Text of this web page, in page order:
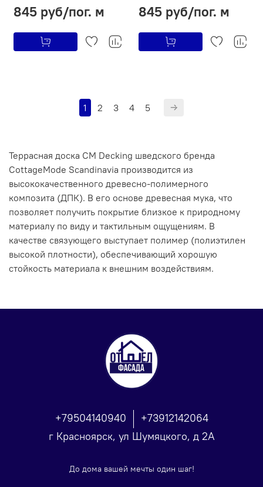
845 руб/пог. м 845 руб/пог. м
1 2 3 4 5
Террасная доска CM Decking шведского бренда
CottageMode Scandinavia производится из
высококачественного древесно-полимерного
композита (ДПК). В его основе древесная мука, что
позволяет получить покрытие близкое к природному
материалу по виду и тактильным ощущениям. В
качестве связующего выступает полимер (полиэтилен
высокой плотности), обеспечивающий хорошую
стойкость материала к внешним воздействиям.
+79504140940
+73912142064
г Красноярск, ул Шумяцкого, д 2А
До дома вашей мечты один шаг!